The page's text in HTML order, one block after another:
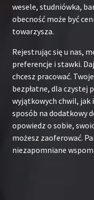
wesele, studniówka,
obecność może być
towarzysza.
Rejestrując się u nas,
preferencje i stawki.
chcesz pracować.
bezpłatne, dla czystej
wyjątkowych chwil, jak
sposób na dodatkowy
opowiedz o sobie,
możesz zaoferować.
niezapomniane